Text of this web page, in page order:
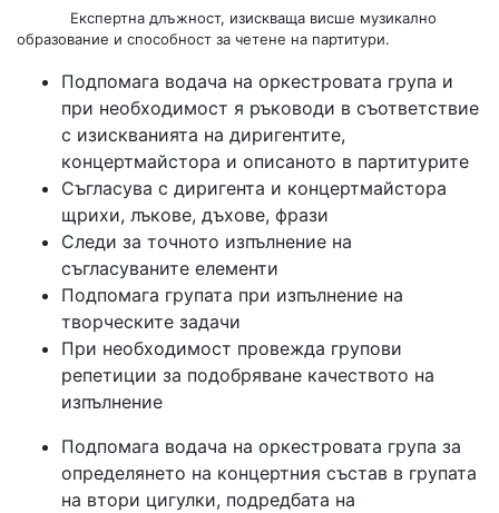
Експертна длъжност, изискваща висше музикално
образование и способност за четене на партитури.
Подпомага водача на оркестровата група и
при необходимост я ръководи в съответствие
с изискванията на диригентите,
концертмайстора и описаното в партитурите
Съгласува с диригента и концертмайстора
щрихи, лъкове, дъхове, фрази
Следи за точното изпълнение на
съгласуваните елементи
Подпомага групата при изпълнение на
творческите задачи
При необходимост провежда групови
репетиции за подобряване качеството на
изпълнение
Подпомага водача на оркестровата група за
определянето на концертния състав в групата
на втори цигулки, подредбата на